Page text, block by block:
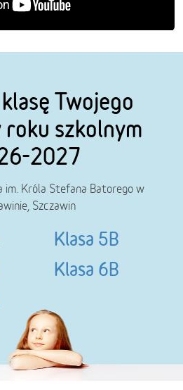
Twojego
roku szkolnym
2027
im. Króla Stefana Batorego w
Szczawin
Klasa 5B
Klasa 6B